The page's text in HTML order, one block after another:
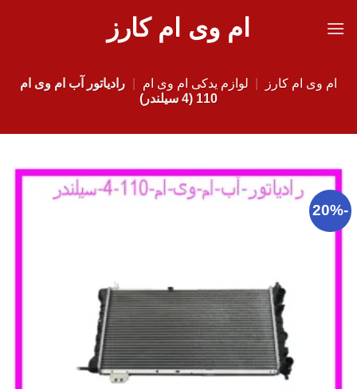
ام وی ام کارز
ام وی ام کارز لوازم یدکی ام وی ام
رادیاتور آب ام وی ام
110 (4 سیلندر)
-20%